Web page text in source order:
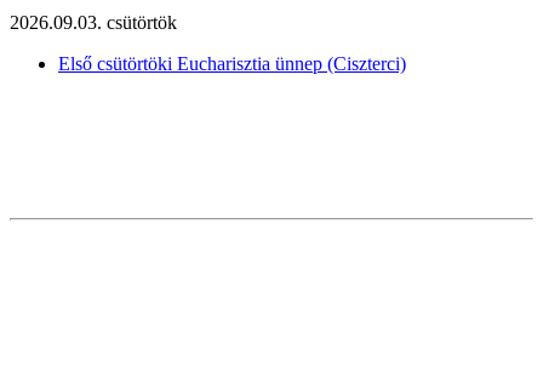
2026.09.03. csütörtök
Első csütörtöki Eucharisztia ünnep (Ciszterci)